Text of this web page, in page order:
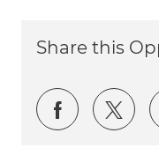
Share this
Share via